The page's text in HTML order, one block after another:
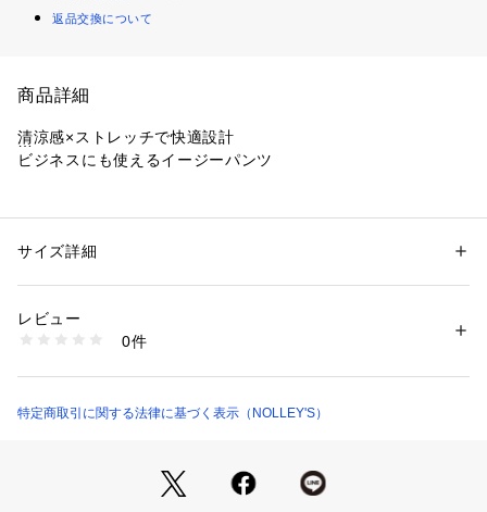
返品交換について
商品詳細
清涼感×ストレッチで快適設計
ビジネスにも使えるイージーパンツ
・ポリエステル×コットンの軽量かつイージーケア素材
・後染めでありながら先染めのように見える深みのある色表現
・コンピュータジャカードによる精緻な組織柄で奥行きのある
・軽量で通気性にも優れ、シーズンを通して快適な穿き心地
・脚をすっきり見せる、裾にかけて細くなるテーパードシルエ
性別：メンズ
タグ：イージーパンツ オフィス カジュアル パンツ プレゼント
生産国：中国製
1290000021044
サイズ詳細
レビュー
0件
特定商取引に関する法律に基づく表示（NOLLEY'S）